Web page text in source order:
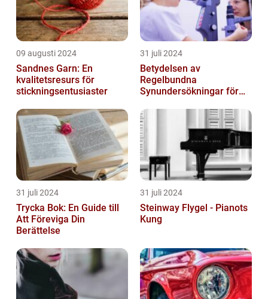
09 augusti 2024
Sandnes Garn: En
kvalitetsresurs för
stickningsentusiaster
31 juli 2024
Betydelsen av
Regelbundna
Synundersökningar för
31 juli 2024
Trycka Bok: En Guide till
Att Föreviga Din
Berättelse
31 juli 2024
Steinway Flygel - Pianots
Kung